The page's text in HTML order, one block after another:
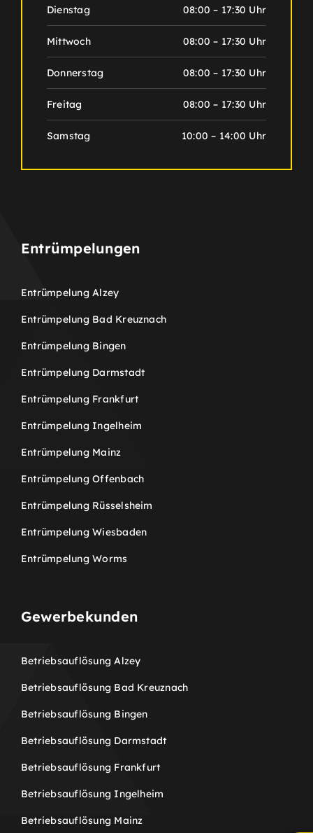
Dienstag 08:00 – 17:30 Uhr
Mittwoch 08:00 – 17:30 Uhr
Donnerstag 08:00 – 17:30 Uhr
Freitag 08:00 – 17:30 Uhr
Samstag 10:00 – 14:00 Uhr
Entrümpelungen
Entrümpelung Alzey
Entrümpelung Bad Kreuznach
Entrümpelung Bingen
Entrümpelung Darmstadt
Entrümpelung Frankfurt
Entrümpelung Ingelheim
Entrümpelung Mainz
Entrümpelung Offenbach
Entrümpelung Rüsselsheim
Entrümpelung Wiesbaden
Entrümpelung Worms
Gewerbekunden
Betriebsauflösung Alzey
Betriebsauflösung Bad Kreuznach
Betriebsauflösung Bingen
Betriebsauflösung Darmstadt
Betriebsauflösung Frankfurt
Betriebsauflösung Ingelheim
Betriebsauflösung Mainz